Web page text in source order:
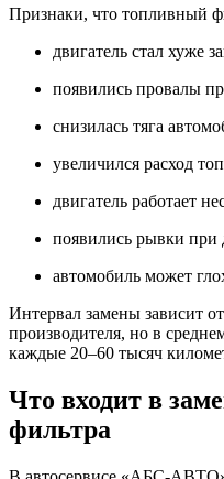
Признаки, что топливный
двигатель стал хуже
появились провалы
снизилась тяга
увеличился расход
двигатель работает
появились рывки при
автомобиль может
Интервал замены зависит
производителя, но в
каждые 20–60 тысяч
Что входит в
фильтра